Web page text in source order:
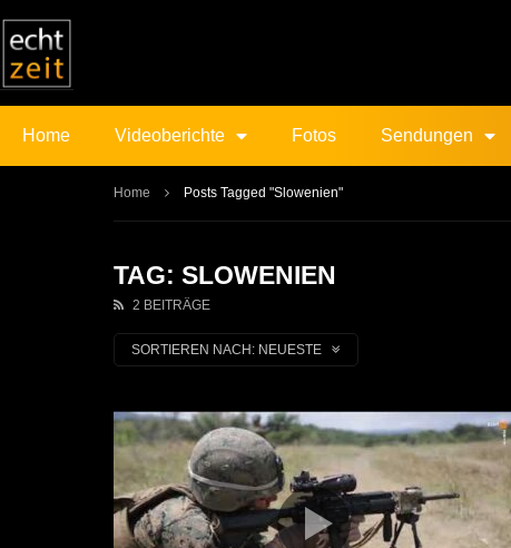
Home Videoberichte Fotos Sendungen
Home Posts Tagged "Slowenien"
TAG: SLOWENIEN
2 BEITRÄGE
SORTIEREN NACH: NEUESTE